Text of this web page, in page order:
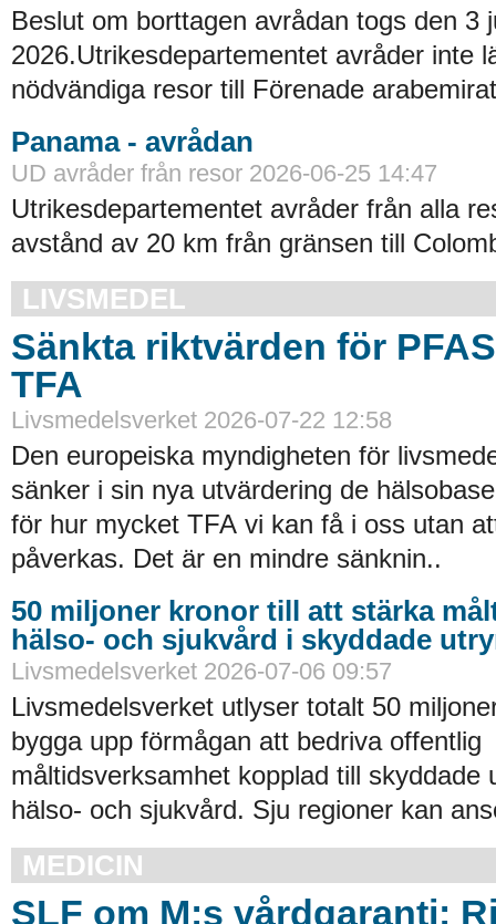
Beslut om borttagen avrådan togs den 3
2026.Utrikesdepartementet avråder inte
nödvändiga resor till Förenade
Panama - avrådan
UD avråder från resor 2026-06-25 14:47
Utrikesdepartementet avråder från alla
avstånd av 20 km från gränsen till
LIVSMEDEL
Sänkta riktvärden för
TFA
Livsmedelsverket 2026-07-22 12:58
Den europeiska myndigheten för
sänker i sin nya utvärdering de
för hur mycket TFA vi kan få i oss utan
påverkas. Det är en mindre sänknin..
50 miljoner kronor till att stärka
hälso- och sjukvård i skyddade
Livsmedelsverket 2026-07-06 09:57
Livsmedelsverket utlyser totalt 50
bygga upp förmågan att bedriva offentlig
måltidsverksamhet kopplad till skyddade
hälso- och sjukvård. Sju regioner kan
MEDICIN
SLF om M:s vårdgaranti: